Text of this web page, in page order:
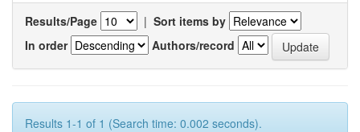
Results/Page | Sort items by
In order
Authors/record
Results 1-1 of 1 (Search time: 0.002 seconds).